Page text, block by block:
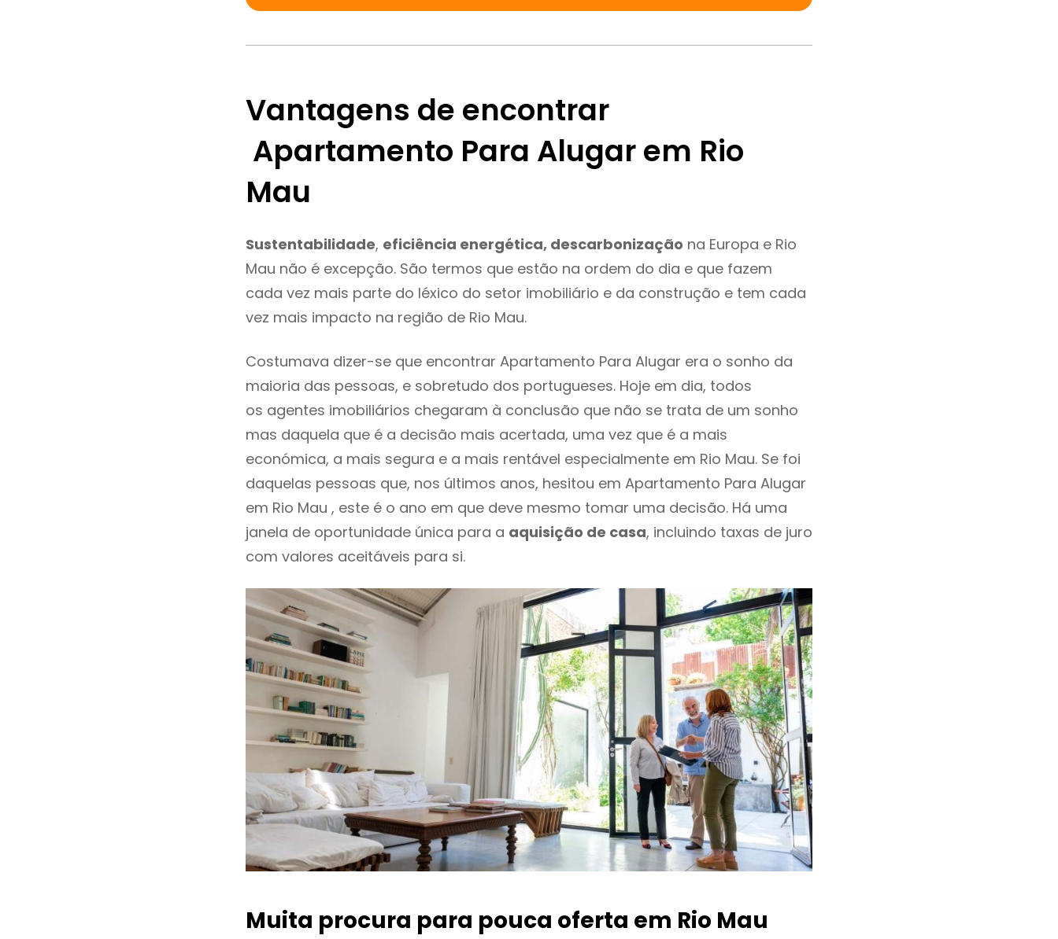
Vantagens de encontrar
Apartamento Para Alugar em Rio
Mau
Sustentabilidade, eficiência energética, descarbonização na Europa e Rio
Mau não é excepção. São termos que estão na ordem do dia e que fazem
cada vez mais parte do léxico do setor imobiliário e da construção e tem cada
vez mais impacto na região de Rio Mau.
Costumava dizer-se que encontrar Apartamento Para Alugar era o sonho da
maioria das pessoas, e sobretudo dos portugueses. Hoje em dia, todos
os agentes imobiliários chegaram à conclusão que não se trata de um sonho
mas daquela que é a decisão mais acertada, uma vez que é a mais
económica, a mais segura e a mais rentável especialmente em Rio Mau. Se foi
daquelas pessoas que, nos últimos anos, hesitou em Apartamento Para Alugar
em Rio Mau , este é o ano em que deve mesmo tomar uma decisão. Há uma
janela de oportunidade única para a aquisição de casa, incluindo taxas de juro
com valores aceitáveis para si.
Muita procura para pouca oferta em Rio Mau